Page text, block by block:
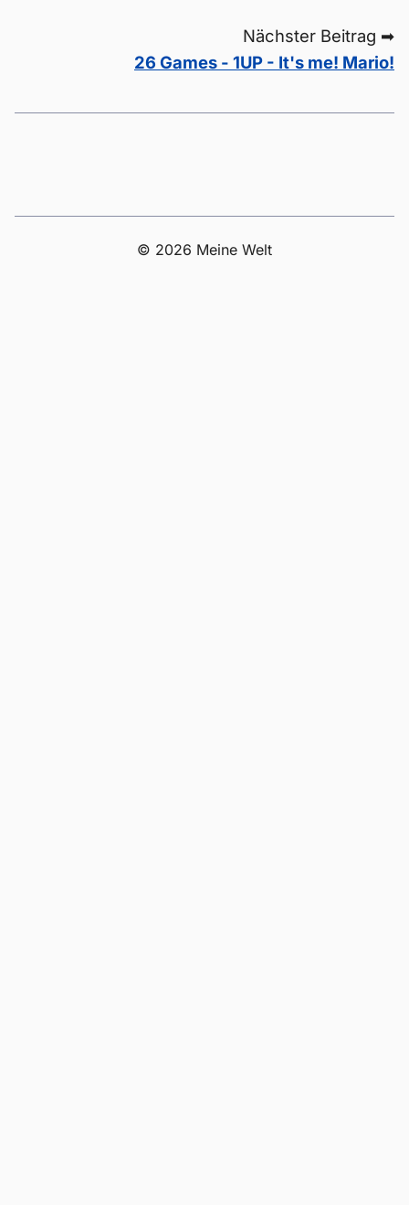
Nächster Beitrag ➡
26 Games - 1UP - It's me! Mario!
© 2026 Meine Welt